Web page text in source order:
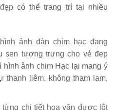
có thể trang trí tại nhiều
ảnh đàn chim hạc đang
sen tượng trưng cho vẻ đẹp
hình ảnh chim Hạc lại mang ý
thanh liêm, không tham lam,
từng chi tiết hoa văn được lột